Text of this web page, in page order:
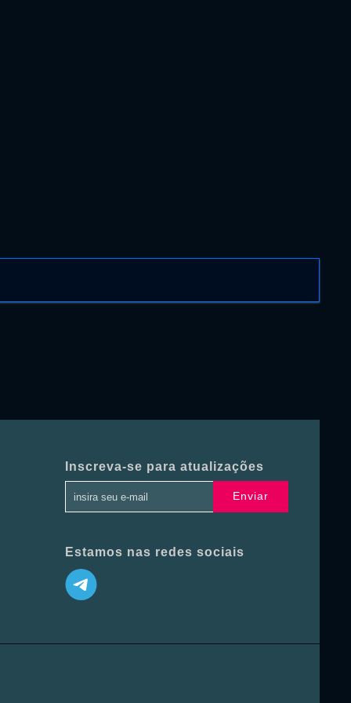
Inscreva-se para atualizações
Enviar
Estamos nas redes sociais